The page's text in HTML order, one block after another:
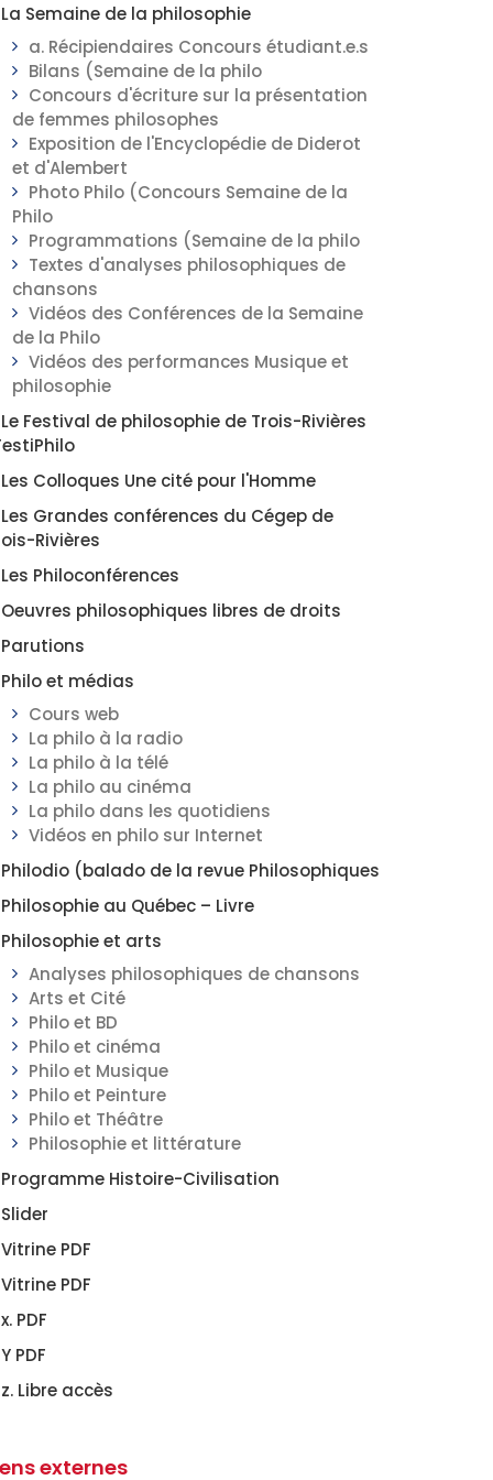
La Semaine de la philosophie
a. Récipiendaires Concours étudiant.e.s
Bilans (Semaine de la philo
Concours d'écriture sur la présentation
de femmes philosophes
Exposition de l'Encyclopédie de Diderot
et d'Alembert
Photo Philo (Concours Semaine de la
Philo
Programmations (Semaine de la philo
Textes d'analyses philosophiques de
chansons
Vidéos des Conférences de la Semaine
de la Philo
Vidéos des performances Musique et
philosophie
Le Festival de philosophie de Trois-Rivières
Les Colloques Une cité pour l'Homme
Les Grandes conférences du Cégep de
Rivières
Les Philoconférences
Oeuvres philosophiques libres de droits
Parutions
Philo et médias
Cours web
La philo à la radio
La philo à la télé
La philo au cinéma
La philo dans les quotidiens
Vidéos en philo sur Internet
Philodio (balado de la revue Philosophiques
Philosophie au Québec – Livre
Philosophie et arts
Analyses philosophiques de chansons
Arts et Cité
Philo et BD
Philo et cinéma
Philo et Musique
Philo et Peinture
Philo et Théâtre
Philosophie et littérature
Programme Histoire-Civilisation
Slider
Vitrine PDF
Vitrine PDF
x. PDF
Y PDF
z. Libre accès
externes